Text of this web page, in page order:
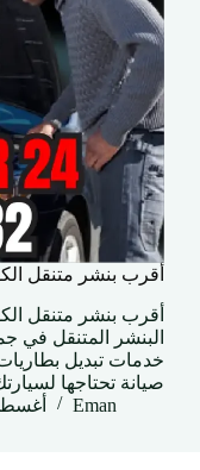
أقرب بنشر متنقل الكويت
البنشر المتنقل في
خدمات تبديل
صيانة تحتاجها
Eman
أغسطس